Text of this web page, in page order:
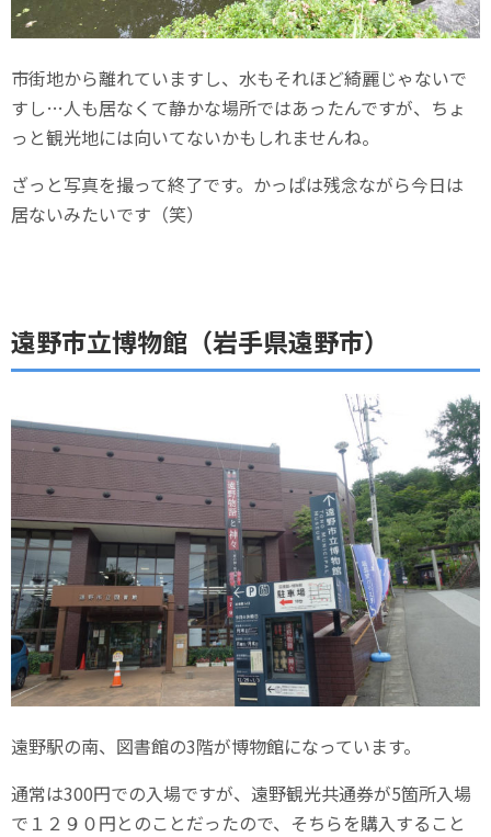
市街地から離れていますし、水もそれほど綺麗じゃないで
すし…人も居なくて静かな場所ではあったんですが、ちょ
っと観光地には向いてないかもしれませんね。
ざっと写真を撮って終了です。かっぱは残念ながら今日は
居ないみたいです（笑）
遠野市立博物館（岩手県遠野市）
遠野駅の南、図書館の3階が博物館になっています。
通常は300円での入場ですが、遠野観光共通券が5箇所入場
で１２９０円とのことだったので、そちらを購入すること